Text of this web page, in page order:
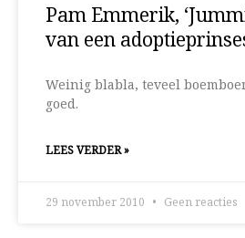
Pam Emmerik,
van een
Weinig blabla, teveel
goed.
LEES VERDER »
29 november 2010 Geen reacties